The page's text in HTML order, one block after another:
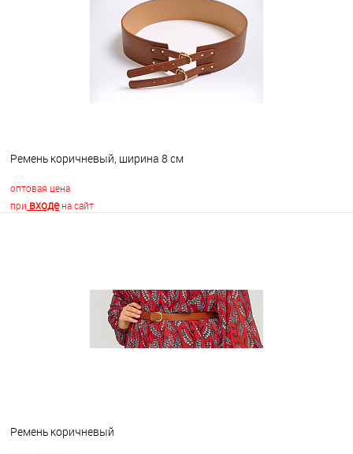
В наличии
Ремень коричневый, ширина 8 см
оптовая цена
при входена сайт
В наличии
Ремень коричневый